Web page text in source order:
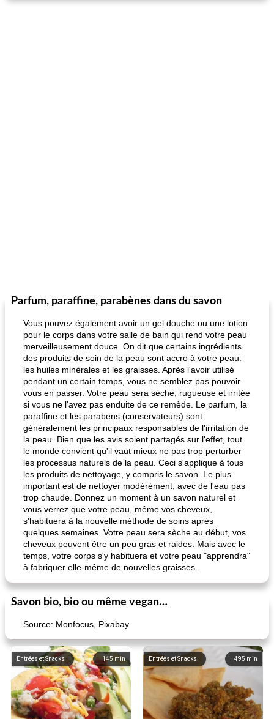
Parfum, paraffine, parabènes dans du savon
Vous pouvez également avoir un gel douche ou une lotion
pour le corps dans votre salle de bain qui rend votre peau
merveilleusement douce. On dit que certains ingrédients
des produits de soin de la peau sont accro à votre peau:
les huiles minérales et les graisses. Après l'avoir utilisé
pendant un certain temps, vous ne semblez pas pouvoir
vous en passer. Votre peau sera sèche, rugueuse et irritée
si vous ne l'avez pas enduite de ce remède. Le parfum, la
paraffine et les parabens (conservateurs) sont
généralement les principaux responsables de l'irritation de
la peau. Bien que les avis soient partagés sur l'effet, tout
le monde convient qu'il vaut mieux ne pas trop perturber
les processus naturels de la peau. Ceci s'applique à tous
les produits de nettoyage, y compris le savon. Le plus
important est de nettoyer modérément, avec de l'eau pas
trop chaude. Donnez un moment à un savon naturel et
vous verrez que votre peau, même vos cheveux,
s'habituera à la nouvelle méthode de soins après
quelques semaines. Votre peau sera sèche au début, vos
cheveux peuvent être un peu gras et raides. Mais avec le
temps, votre corps s'y habituera et votre peau "apprendra"
à fabriquer elle-même de nouvelles graisses.
Savon bio, bio ou même vegan…
Source: Monfocus, Pixabay
145 min
Entrées et Snacks 495 min
Entrées et Snacks